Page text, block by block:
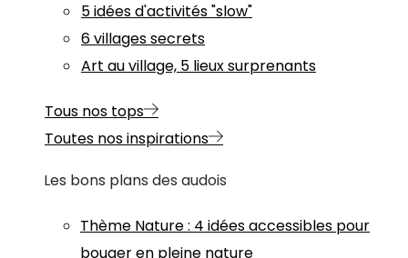
5 idées d'activités "slow"
6 villages secrets
Art au village, 5 lieux surprenants
Tous nos tops
Toutes nos inspirations
Les bons plans des audois
Thème Nature: 4 idées accessibles pour
bouger en pleine nature